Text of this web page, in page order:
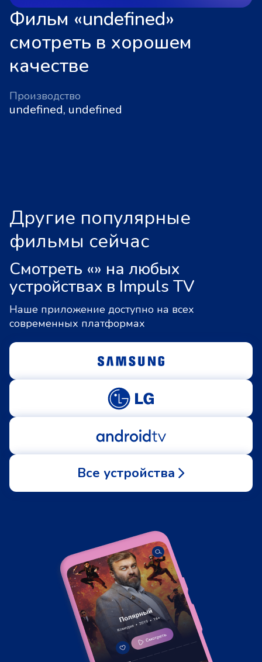
Фильм «undefined»
смотреть в хорошем
качестве
Производство
undefined, undefined
Другие популярные
фильмы сейчас
Смотреть «» на любых
устройствах в Impuls TV
Наше приложение доступно на всех
современных платформах
Все устройства